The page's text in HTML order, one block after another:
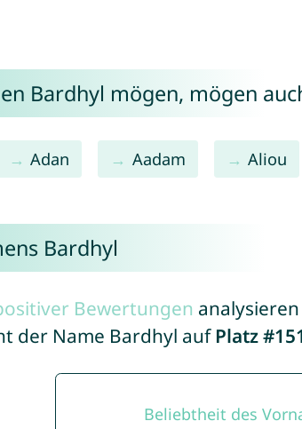
Bardhyl mögen, mögen
Adan Aadam Aliou
Bardhyl
Bewertungen
der Name Bardhyl auf Platz